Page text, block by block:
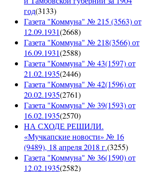
год(3133)
Газета "Коммуна" № 215 (3563) от
12.09.1931(2668)
Газета "Коммуна" № 218(3566) от
16.09.1931(2588)
Газета "Коммуна" № 43(1597) от
21.02.1935(2446)
Газета "Коммуна" № 42(1596) от
20.02.1935(2761)
Газета "Коммуна" № 39(1593) от
16.02.1935(2570)
НА СХОДЕ РЕШИЛИ.
«Мучкапские новости» № 16
(9489), 18 апреля 2018 г.(3255)
Газета "Коммуна" № 36(1590) от
12.02.1935(2582)